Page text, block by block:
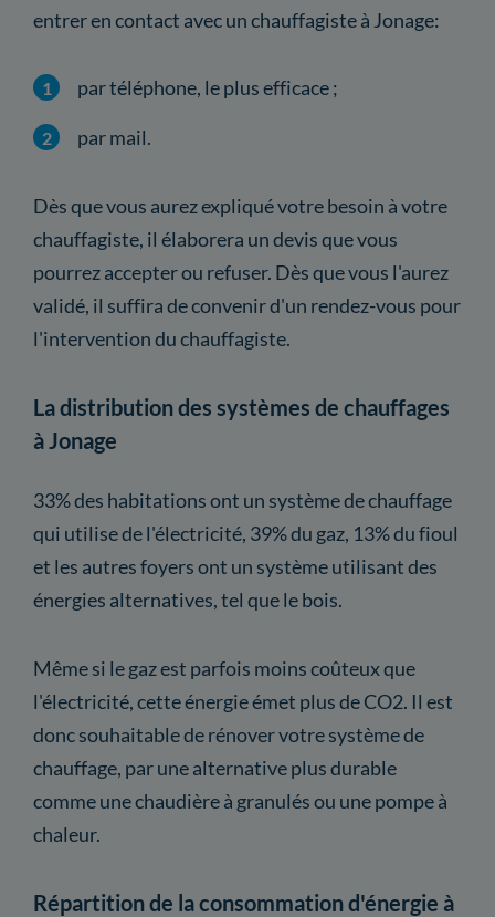
entrer en contact avec un chauffagiste à Jonage:
par téléphone, le plus efficace ;
par mail.
Dès que vous aurez expliqué votre besoin à votre
chauffagiste, il élaborera un devis que vous
pourrez accepter ou refuser. Dès que vous l'aurez
validé, il suffira de convenir d'un rendez-vous pour
l'intervention du chauffagiste.
La distribution des systèmes de chauffages
à Jonage
33% des habitations ont un système de chauffage
qui utilise de l'électricité, 39% du gaz, 13% du fioul
et les autres foyers ont un système utilisant des
énergies alternatives, tel que le bois.
Même si le gaz est parfois moins coûteux que
l'électricité, cette énergie émet plus de CO2. Il est
donc souhaitable de rénover votre système de
chauffage, par une alternative plus durable
comme une chaudière à granulés ou une pompe à
chaleur.
Répartition de la consommation d'énergie à